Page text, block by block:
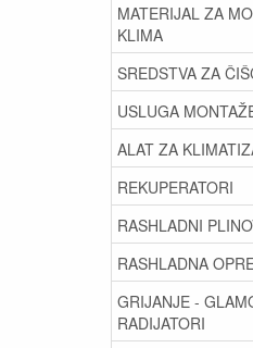
MATERIJAL ZA
KLIMA
SREDSTVA ZA
USLUGA
ALAT ZA
REKUPERATORI
RASHLADNI
RASHLADNA
GRIJANJE -
RADIJATORI